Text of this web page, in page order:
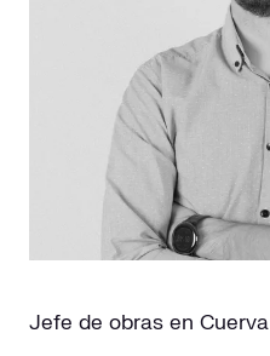
Jefe de obras en Cuerva